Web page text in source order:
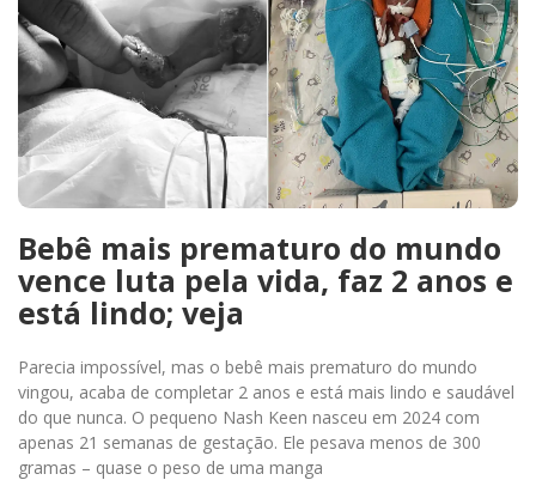
Bebê mais prematuro do mundo
vence luta pela vida, faz 2 anos e
está lindo; veja
Parecia impossível, mas o bebê mais prematuro do mundo
vingou, acaba de completar 2 anos e está mais lindo e saudável
do que nunca. O pequeno Nash Keen nasceu em 2024 com
apenas 21 semanas de gestação. Ele pesava menos de 300
gramas – quase o peso de uma manga